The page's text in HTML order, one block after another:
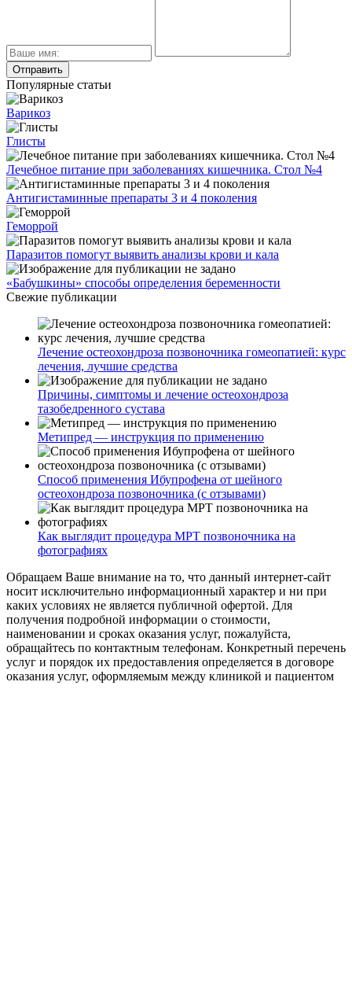
Популярные статьи
Варикоз
Глисты
Лечебное питание при заболеваниях кишечника. Стол №4
Антигистаминные препараты 3 и 4 поколения
Геморрой
Паразитов помогут выявить анализы крови и кала
«Бабушкины» способы определения беременности
Свежие публикации
Лечение остеохондроза позвоночника гомеопатией: курс
лечения, лучшие средства
Причины, симптомы и лечение остеохондроза
тазобедренного сустава
Метипред — инструкция по применению
Способ применения Ибупрофена от шейного
остеохондроза позвоночника (с отзывами)
Как выглядит процедура МРТ позвоночника на
фотографиях
Обращаем Ваше внимание на то, что данный интернет-сайт
носит исключительно информационный характер и ни при
каких условиях не является публичной офертой. Для
получения подробной информации о стоимости,
наименовании и сроках оказания услуг, пожалуйста,
обращайтесь по контактным телефонам. Конкретный перечень
услуг и порядок их предоставления определяется в договоре
оказания услуг, оформляемым между клиникой и пациентом